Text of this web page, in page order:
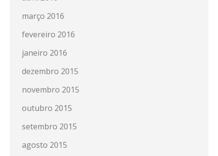
março 2016
fevereiro 2016
janeiro 2016
dezembro 2015
novembro 2015
outubro 2015
setembro 2015
agosto 2015